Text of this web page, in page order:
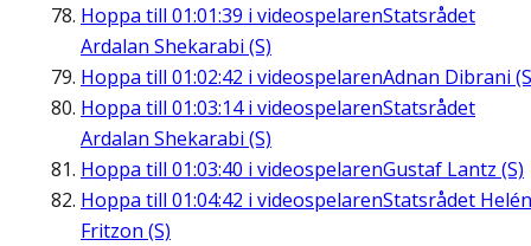
Hoppa till 01:01:39 i videospelarenStatsrådet
Ardalan Shekarabi (S)
Hoppa till 01:02:42 i videospelarenAdnan Dibrani
Hoppa till 01:03:14i videospelarenStatsrådet
Ardalan Shekarabi (S)
Hoppa till 01:03:40 i videospelarenGustaf Lantz (S)
Hoppa till 01:04:42 i videospelarenStatsrådet
Fritzon (S)